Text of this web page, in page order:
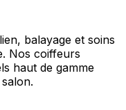
balayage et soins
Nos coiffeurs
haut de gamme